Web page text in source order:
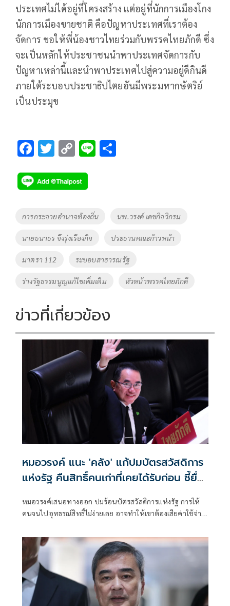
ประเทศไม่ได้อยู่ที่โครงสร้าง แต่อยู่ที่นักการเมืองโกง
นักการเมืองขายชาติ คือปัญหาประเทศที่เราต้อง
จัดการ ขอให้พี่น้องชาวไทยร่วมกับพรรคไทยภักดี ซึ่ง
จะเป็นหลักให้ประชาชนนำพาประเทศจัดการกับ
ปัญหาเหล่านี้และนำพาประเทศไปสู่ความอยู่ดีกินดี
ภายใต้ระบอบประชาธิปไตยอันมีพระมหากษัตริย์
เป็นประมุข
F
e
b
o
k
T
tt
er
C
p
y
Li
n
k
Li
Tags
การกระจายอำนาจท้องถิ่น นพ.วรงค์ เดชกิจวิกรม
นายธนาธร จึงรุ่งเรืองกิจ ประธานคณะก้าวหน้า
มาตรา 112 ระบอบสาธารณรัฐ
ร่างรัฐธรรมนูญแก้ไขเพิ่มเติม หัวหน้าพรรคไทยภักดี
ข่าวที่เกี่ยวข้อง
หมอวรงค์ แนะ 'คลัง' แก้ปมบัตรสวัสดิการ
แห่งรัฐ คืนสิทธิ์คนเก่าที่เคยได้รับก่อน ชี้ยื่น
หมอวรงค์เสนอทางออก ปมร้อนบัตรสวัสดิการแห่งรัฐ การให้
คนจนไปอุทธรณ์สิทธิ์ไม่ง่ายเลย อาจทำให้เขาต้องเสียค่าใช้จ่าย